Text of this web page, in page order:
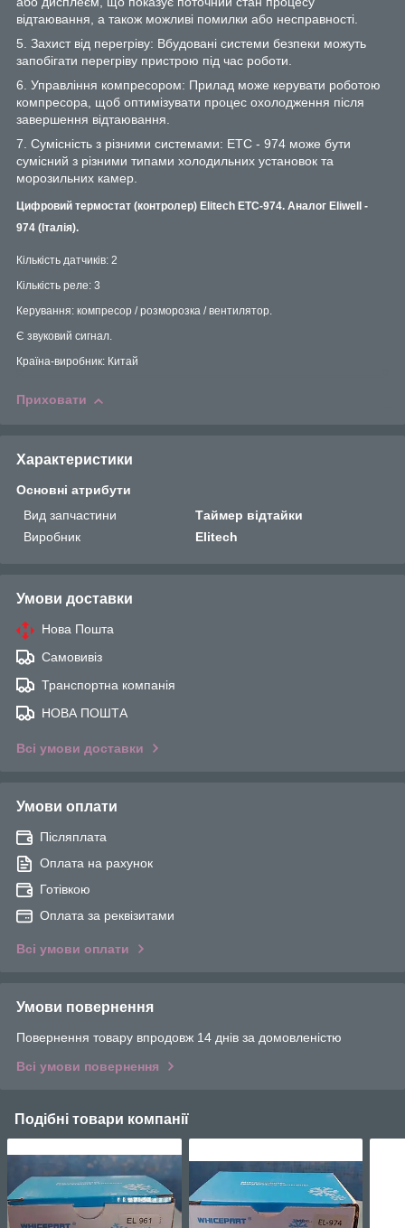
відтаювання, а також можливі помилки або несправності.
5. Захист від перегріву: Вбудовані системи безпеки можуть
запобігати перегріву пристрою під час роботи.
6. Управління компресором: Прилад може керувати роботою
компресора, щоб оптимізувати процес охолодження після
завершення відтаювання.
7. Сумісність з різними системами: ETC - 974 може бути
сумісний з різними типами холодильних установок та
морозильних камер.
Цифровий термостат (контролер) Elitech ETC-974. Аналог Eliwell -
974 (Італія).
Кількість датчиків: 2
Кількість реле: 3
Керування: компресор / розморозка / вентилятор.
Є звуковий сигнал.
Країна-виробник: Китай
Приховати
Характеристики
Основні атрибути
Вид запчастини
Таймер відтайки
Виробник
Elitech
Умови доставки
Нова Пошта
Самовивіз
Транспортна компанія
НОВА ПОШТА
Всі умови доставки
Умови оплати
Післяплата
Оплата на рахунок
Готівкою
Оплата за реквізитами
Всі умови оплати
Умови повернення
Повернення товару впродовж 14 днів за домовленістю
Всі умови повернення
Подібні товари компанії